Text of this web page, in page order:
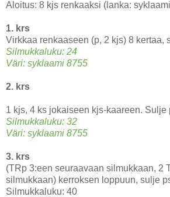
Aloitus: 8 kjs renkaaksi (lanka:
1. krs
Virkkaa renkaaseen (p, 2 kjs) 8 kertaa,
Silmukkaluku: 24
Väri: syklaami 8755
2. krs
1 kjs, 4 ks jokaiseen kjs-kaareen. Sulje
Silmukkaluku: 32
Väri: syklaami 8755
3. krs
(TRp 3:een seuraavaan silmukkaan, 2
silmukkaan) kerroksen loppuun, sulje
Silmukkaluku: 40